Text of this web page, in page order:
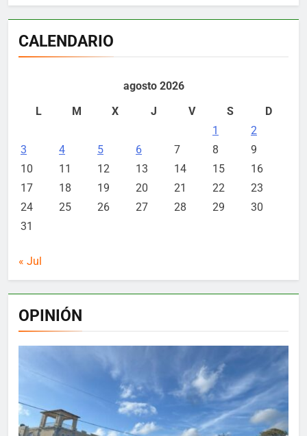
CALENDARIO
agosto 2026
L
M X J V S
D
1
2
3
4 5 6 7 8
9
10
11 12 13 14 15
16
17
18 19 20 21 22
23
24
25 26 27 28 29
30
31
« Jul
OPINIÓN